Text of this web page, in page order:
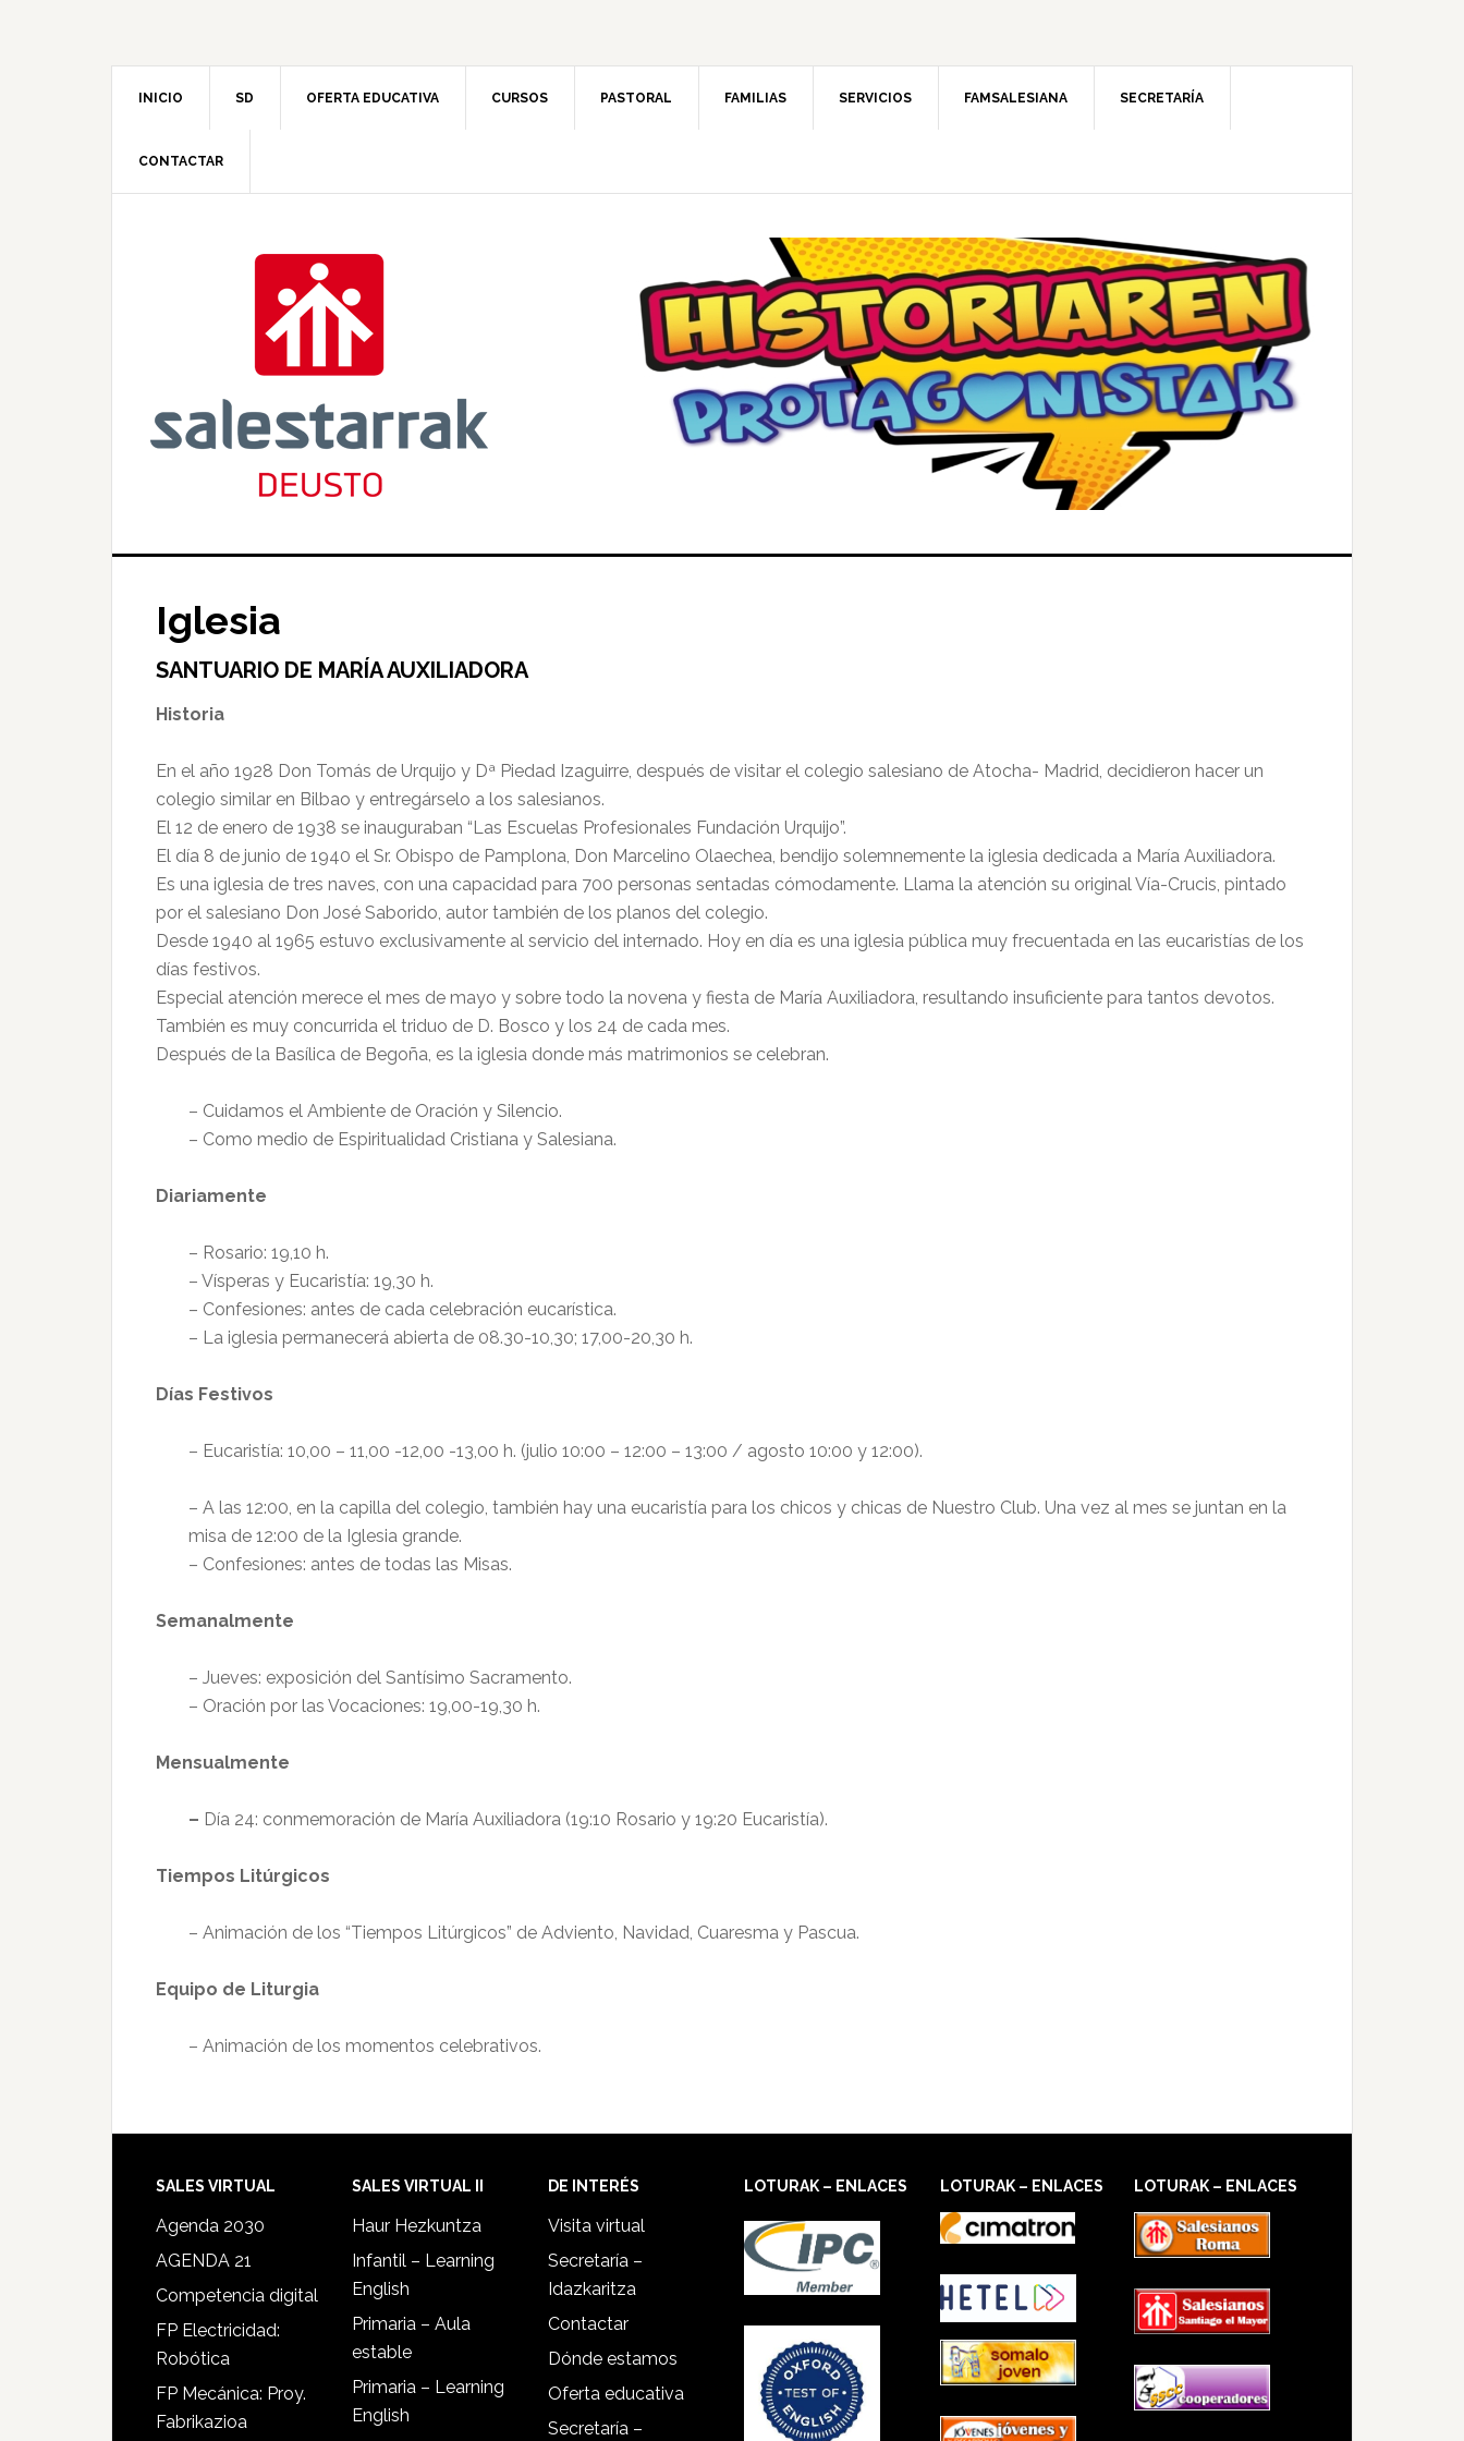
INICIO SD OFERTA EDUCATIVA CURSOS PASTORAL FAMILIAS SERVICIOS FAMSALESIANA SECRETARÍA
CONTACTAR
Iglesia
SANTUARIO DE MARÍA AUXILIADORA
Historia
En el año 1928 Don Tomás de Urquijo y Dª Piedad Izaguirre, después de visitar el colegio salesiano de Atocha- Madrid, decidieron hacer un
colegio similar en Bilbao y entregárselo a los salesianos.
El 12 de enero de 1938 se inauguraban “Las Escuelas Profesionales Fundación Urquijo”.
El día 8 de junio de 1940 el Sr. Obispo de Pamplona, Don Marcelino Olaechea, bendijo solemnemente la iglesia dedicada a María Auxiliadora.
Es una iglesia de tres naves, con una capacidad para 700 personas sentadas cómodamente. Llama la atención su original Vía-Crucis, pintado
por el salesiano Don José Saborido, autor también de los planos del colegio.
Desde 1940 al 1965 estuvo exclusivamente al servicio del internado. Hoy en día es una iglesia pública muy frecuentada en las eucaristías de los
días festivos.
Especial atención merece el mes de mayo y sobre todo la novena y fiesta de María Auxiliadora, resultando insuficiente para tantos devotos.
También es muy concurrida el triduo de D. Bosco y los 24 de cada mes.
Después de la Basílica de Begoña, es la iglesia donde más matrimonios se celebran.
– Cuidamos el Ambiente de Oración y Silencio.
– Como medio de Espiritualidad Cristiana y Salesiana.
Diariamente
– Rosario: 19,10 h.
– Vísperas y Eucaristía: 19,30 h.
– Confesiones: antes de cada celebración eucarística.
– La iglesia permanecerá abierta de 08.30-10,30; 17,00-20,30 h.
Días Festivos
– Eucaristía: 10,00 – 11,00 -12,00 -13,00 h. (julio 10:00 – 12:00 – 13:00 / agosto 10:00 y 12:00).
– A las 12:00, en la capilla del colegio, también hay una eucaristía para los chicos y chicas de Nuestro Club. Una vez al mes se juntan en la
misa de 12:00 de la Iglesia grande.
– Confesiones: antes de todas las Misas.
Semanalmente
– Jueves: exposición del Santísimo Sacramento.
– Oración por las Vocaciones: 19,00-19,30 h.
Mensualmente
– Día 24: conmemoración de María Auxiliadora (19:10 Rosario y 19:20 Eucaristía).
Tiempos Litúrgicos
– Animación de los “Tiempos Litúrgicos” de Adviento, Navidad, Cuaresma y Pascua.
Equipo de Liturgia
– Animación de los momentos celebrativos.
SALES VIRTUAL
Agenda 2030
AGENDA 21
Competencia digital
FP Electricidad:
Robótica
FP Mecánica: Proy.
Fabrikazioa
SALES VIRTUAL II
Haur Hezkuntza
Infantil – Learning
English
Primaria – Aula
estable
Primaria – Learning
English
DE INTERÉS
Visita virtual
Secretaría –
Idazkaritza
Contactar
Dónde estamos
Oferta educativa
Secretaría –
LOTURAK – ENLACES LOTURAK – ENLACES LOTURAK – ENLACES